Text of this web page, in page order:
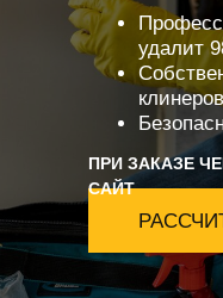
ПРИ ЗАКАЗЕ
САЙТ
удалит
клинеров